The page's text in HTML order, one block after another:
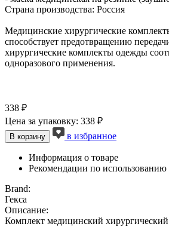
Страна производства: Россия
Медицинские хирургические
способствует предотвращению
хирургические комплекты одежды
одноразового применения.
338 ₽
Цена за упаковку: 338 ₽
В корзину в избранное
Информация о товаре
Рекомендации по использованию
Brand:
Гекса
Описание:
Комплект медицинский